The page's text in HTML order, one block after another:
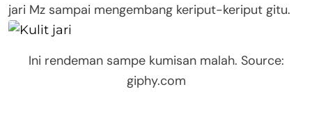
jari Mz sampai mengembang keriput-keriput gitu.
Ini rendeman sampe kumisan malah. Source:
giphy.com